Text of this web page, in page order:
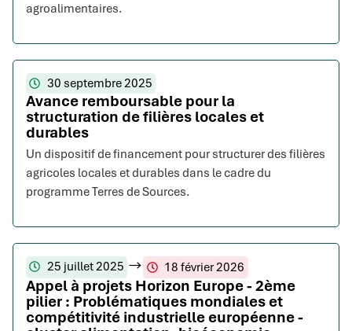
agroalimentaires.
30 septembre 2025
Avance remboursable pour la
structuration de filières locales et
durables
Un dispositif de financement pour structurer des filières
agricoles locales et durables dans le cadre du
programme Terres de Sources.
25 juillet 2025 18 février 2026
Appel à projets Horizon Europe - 2ème
pilier : Problématiques mondiales et
compétitivité industrielle européenne -